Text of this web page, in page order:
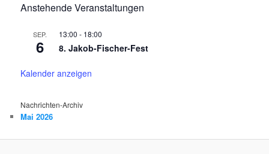
Anstehende Veranstaltungen
SEP.
6
13:00 - 18:00
8. Jakob-Fischer-Fest
Kalender anzeigen
Nachrichten-Archiv
Mai 2026